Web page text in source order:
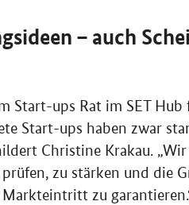
– auch
Start-ups Rat im SET Hub
Start-ups haben zwar
Christine Krakau.
zu stärken und die
zu